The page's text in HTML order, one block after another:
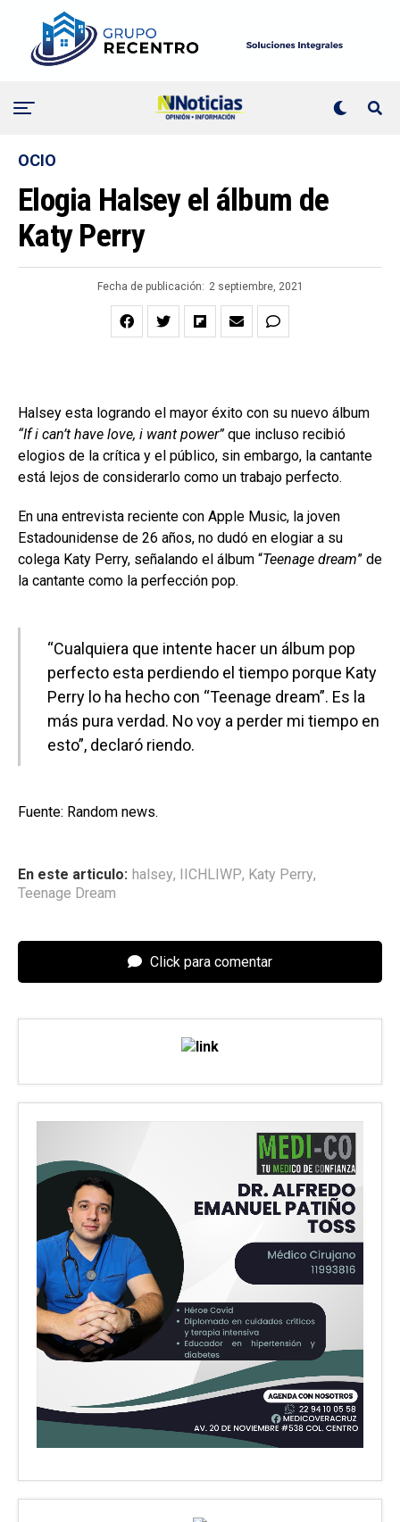
OCIO
Elogia Halsey el álbum de
Katy Perry
Fecha de publicación: 2 septiembre, 2021
Halsey esta logrando el mayor éxito con su nuevo álbum
“If i can’t have love, i want power”que incluso recibió
elogios de la crítica y el público, sin embargo, la cantante
está lejos de considerarlo como un trabajo perfecto.
En una entrevista reciente con Apple Music, la joven
Estadounidense de 26 años, no dudó en elogiar a su
colega Katy Perry, señalando el álbum “Teenage dream” de
la cantante como la perfección pop.
“Cualquiera que intente hacer un álbum pop
perfecto esta perdiendo el tiempo porque Katy
Perry lo ha hecho con “Teenage dream”. Es la
más pura verdad. No voy a perder mi tiempo en
esto”, declaró riendo.
Fuente: Random news.
En este articulo: halsey, IICHLIWP, Katy Perry,
Teenage Dream
Click para comentar